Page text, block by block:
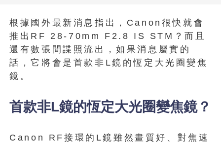
根據國外最新消息指出，Canon很快就會
推出RF 28-70mm F2.8 IS STM？而且
還有數張間諜照流出，如果消息屬實的
話，它將會是首款非L鏡的恆定大光圈變焦
鏡。
首款非L鏡的恆定大光圈變焦鏡？
Canon RF接環的L鏡雖然畫質好、對焦速